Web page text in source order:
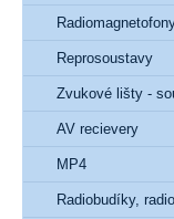
Reprosoustavy
Zvukové lišty -
AV recievery
MP4
Radiobudíky,